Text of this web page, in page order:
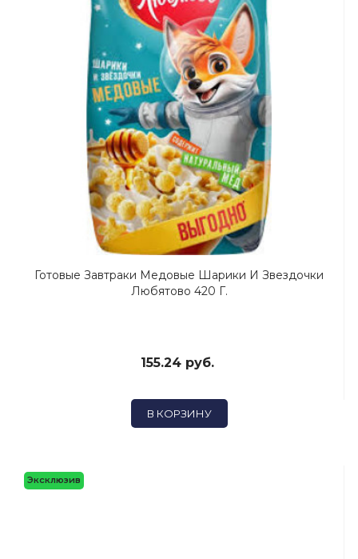
Готовые Завтраки Медовые Шарики И Звездочки
Любятово 420 Г.
155.24 руб.
В КОРЗИНУ
Эксклюзив